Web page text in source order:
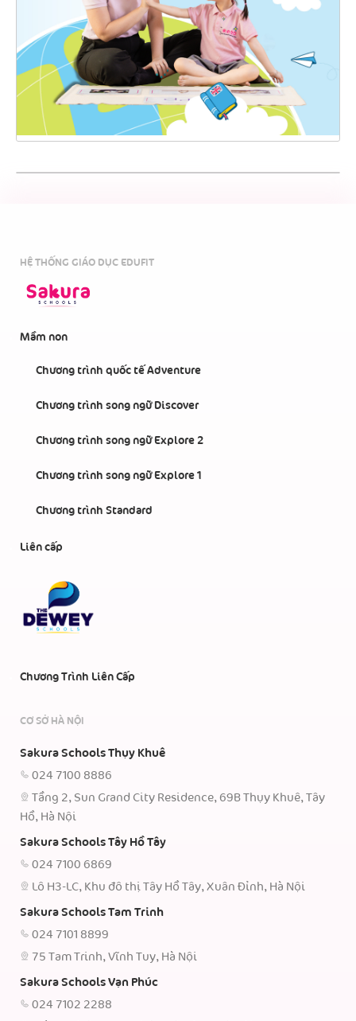
HỆ THỐNG GIÁO DỤC EDUFIT
Mầm non
Chương trình quốc tế Adventure
Chương trình song ngữ Discover
Chương trình song ngữ Explore 2
Chương trình song ngữ Explore 1
Chương trình Standard
Liên cấp
Chương Trình Liên Cấp
CƠ SỞ HÀ NỘI
Sakura Schools Thụy Khuê
024 7100 8886
Tầng 2, Sun Grand City Residence, 69B Thụy Khuê, Tây
Hồ, Hà Nội
Sakura Schools Tây Hồ Tây
024 7100 6869
Lô H3-LC, Khu đô thị Tây Hồ Tây, Xuân Đỉnh, Hà Nội
Sakura Schools Tam Trinh
024 7101 8899
75 Tam Trinh, Vĩnh Tuy, Hà Nội
Sakura Schools Vạn Phúc
024 7102 2288